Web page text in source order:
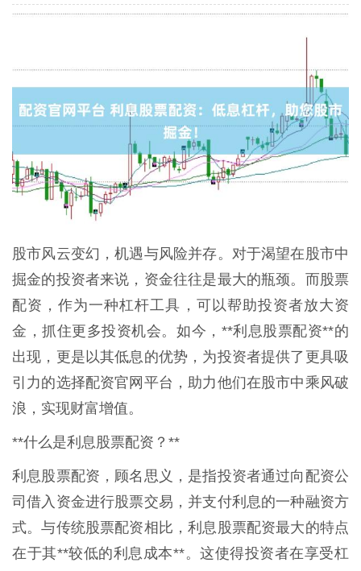
股市风云变幻，机遇与风险并存。对于渴望在股市中
掘金的投资者来说，资金往往是最大的瓶颈。而股票
配资，作为一种杠杆工具，可以帮助投资者放大资
金，抓住更多投资机会。如今，**利息股票配资**的
出现，更是以其低息的优势，为投资者提供了更具吸
引力的选择配资官网平台，助力他们在股市中乘风破
浪，实现财富增值。
**什么是利息股票配资？**
利息股票配资，顾名思义，是指投资者通过向配资公
司借入资金进行股票交易，并支付利息的一种融资方
式。与传统股票配资相比，利息股票配资最大的特点
在于其**较低的利息成本**。这使得投资者在享受杠